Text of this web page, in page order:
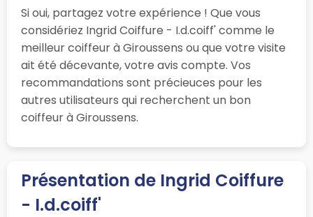
Si oui, partagez votre expérience ! Que vous
considériez Ingrid Coiffure - I.d.coiff' comme le
meilleur coiffeur à Giroussens ou que votre visite
ait été décevante, votre avis compte. Vos
recommandations sont précieuces pour les
autres utilisateurs qui recherchent un bon
coiffeur à Giroussens.
Présentation de Ingrid Coiffure
- I.d.coiff'